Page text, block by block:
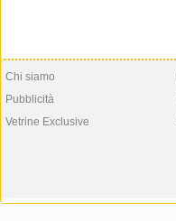
Chi siamo
Pubblicità
Vetrine Exclusive